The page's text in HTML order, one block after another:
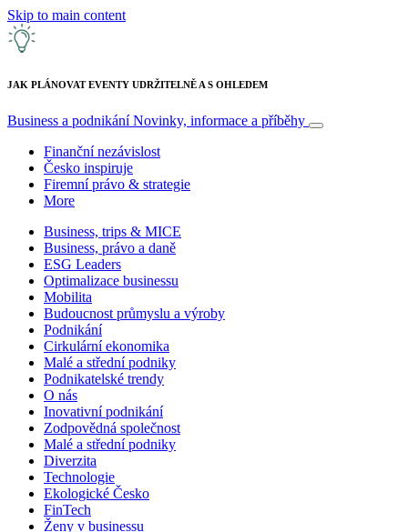
Skip to main content
JAK PLÁNOVAT EVENTY UDRŽITELNĚ A S OHLEDEM
Business a podnikáníNovinky, informace a příběhy
Finanční nezávislost
Česko inspiruje
Firemní právo & strategie
More
Business, trips & MICE
Business, právo a daně
ESG Leaders
Optimalizace businessu
Mobilita
Budoucnost průmyslu a výroby
Podnikání
Cirkulární ekonomika
Malé a střední podniky
Podnikatelské trendy
O nás
Inovativní podnikání
Zodpovědná společnost
Malé a střední podniky
Diverzita
Technologie
Ekologické Česko
FinTech
Ženy v businessu